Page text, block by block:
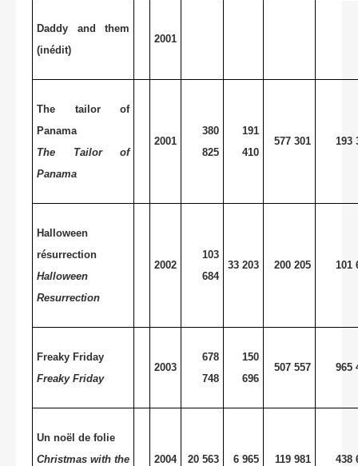
Daddy and them
(inédit)
2001
The tailor of
Panama
The Tailor of
Panama
2001
380
825
191
410
577 301 193
Halloween
résurrection
Halloween
Resurrection
2002
103
684
33 203 200 205 101
Freaky Friday
Freaky Friday
2003
678
748
150
696
507 557 965
Un noël de folie
Christmas with the
2004 20 563 6 965 119 981 438